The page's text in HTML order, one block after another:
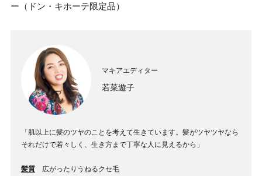
ー（ドン・キホーテ限定品）
マキアエディター
若菜遊子
「肌以上に髪のツヤのことを考えて生きています。髪がツヤツヤなら
それだけで若々しく、生き方まで丁寧な人に見えるから」
髪質 広がったりうねるクセ毛